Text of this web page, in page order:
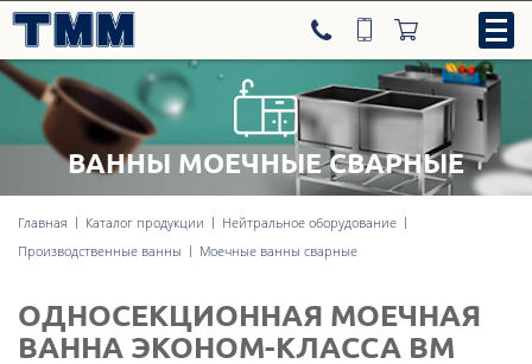
8-800-707-09-52
Нейтральное оборудование
Тепловое оборудование
ВАННЫ МОЕЧНЫЕ СВАРНЫЕ
Главная Каталог продукции
Нейтральное оборудование
Производственные ванны
Моечные ванны сварные
ОДНОСЕКЦИОННАЯ МОЕЧНАЯ
ВАННА ЭКОНОМ-КЛАССА ВМ